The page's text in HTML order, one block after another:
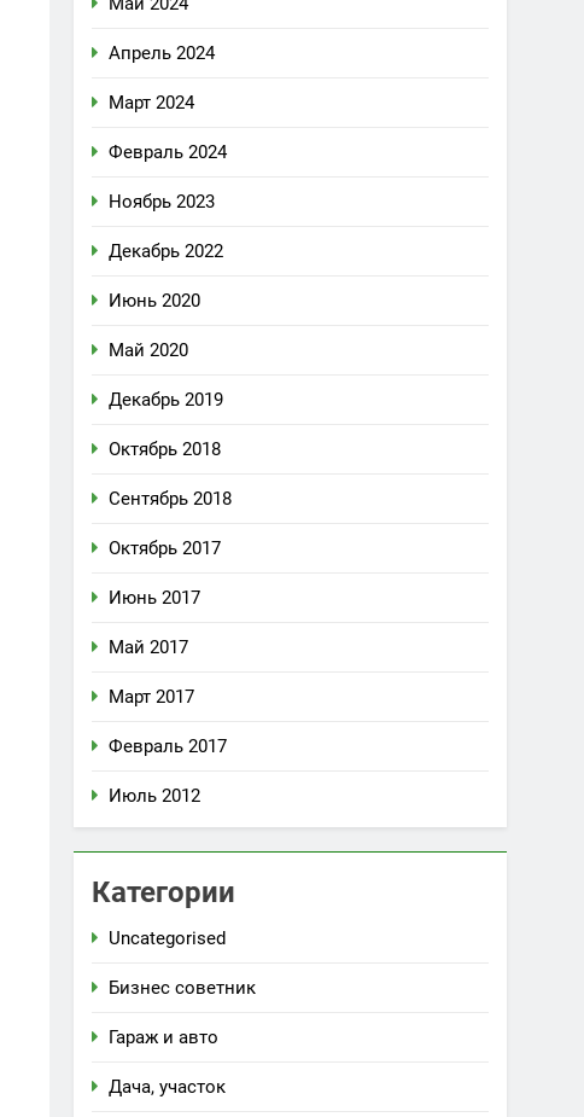
Апрель 2024
Март 2024
Февраль 2024
Ноябрь 2023
Декабрь 2022
Июнь 2020
Май 2020
Декабрь 2019
Октябрь 2018
Сентябрь 2018
Октябрь 2017
Июнь 2017
Май 2017
Март 2017
Февраль 2017
Июль 2012
Категории
Uncategorised
Бизнес советник
Гараж и авто
Дача, участок